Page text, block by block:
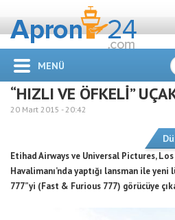
MENÜ
“HIZLI VE ÖFKELİ”
20 Mart 2015 -20:42
Etihad Airways ve Universal Pictures, Los
Havalimanı’nda yaptığı lansman ile yeni
777”yi (Fast & Furious 777) görücüye